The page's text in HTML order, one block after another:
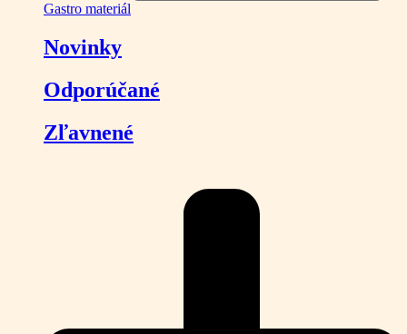
Gastro materiál
Novinky
Odporúčané
Zľavnené